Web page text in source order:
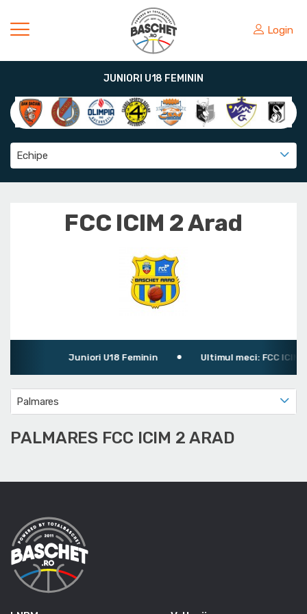
Login
JUNIORI U18 FEMININ
Echipe
FCC ICIM 2 Arad
Juniori U18 Feminin Ultimul meci: FCC ICIM
Palmares
PALMARES FCC ICIM 2 ARAD